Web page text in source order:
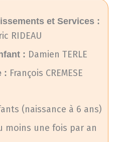
et Services :
RIDEAU
: Damien TERLE
: François CREMESE
(naissance à 6 ans)
moins une fois par an